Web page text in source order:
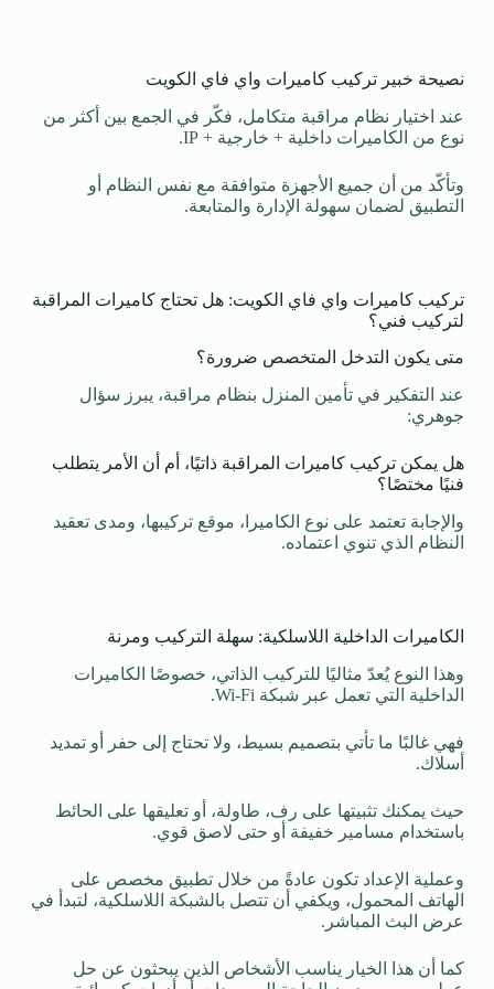
نصيحة خبير تركيب كاميرات واي فاي الكويت
عند اختيار نظام مراقبة متكامل، فكّر في الجمع بين أكثر من
نوع من الكاميرات داخلية + خارجية + IP.
وتأكّد من أن جميع الأجهزة متوافقة مع نفس النظام أو
التطبيق لضمان سهولة الإدارة والمتابعة.
تركيب كاميرات واي فاي الكويت: هل تحتاج كاميرات المراقبة
لتركيب فني؟
متى يكون التدخل المتخصص ضرورة؟
عند التفكير في تأمين المنزل بنظام مراقبة، يبرز سؤال
جوهري:
هل يمكن تركيب كاميرات المراقبة ذاتيًا، أم أن الأمر يتطلب
فنيًا مختصًا؟
والإجابة تعتمد على نوع الكاميرا، موقع تركيبها، ومدى تعقيد
النظام الذي تنوي اعتماده.
الكاميرات الداخلية اللاسلكية: سهلة التركيب ومرنة
وهذا النوع يُعدّ مثاليًا للتركيب الذاتي، خصوصًا الكاميرات
الداخلية التي تعمل عبر شبكة Wi-Fi.
فهي غالبًا ما تأتي بتصميم بسيط، ولا تحتاج إلى حفر أو تمديد
أسلاك.
حيث يمكنك تثبيتها على رف، طاولة، أو تعليقها على الحائط
باستخدام مسامير خفيفة أو حتى لاصق قوي.
وعملية الإعداد تكون عادةً من خلال تطبيق مخصص على
الهاتف المحمول، ويكفي أن تتصل بالشبكة اللاسلكية، لتبدأ في
عرض البث المباشر.
كما أن هذا الخيار يناسب الأشخاص الذين يبحثون عن حل